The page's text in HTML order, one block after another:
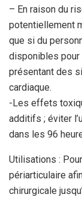
– En raison du
potentiellement
que si du
disponibles pour
présentant des
cardiaque.
-Les effets
additifs ; éviter
dans les 96
Utilisations :
périarticulaire
chirurgicale